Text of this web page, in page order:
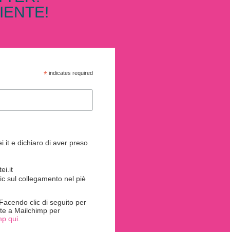
* indicates required
e dichiaro di aver preso
sul collegamento nel piè
clic di seguito per
a Mailchimp per
qui.